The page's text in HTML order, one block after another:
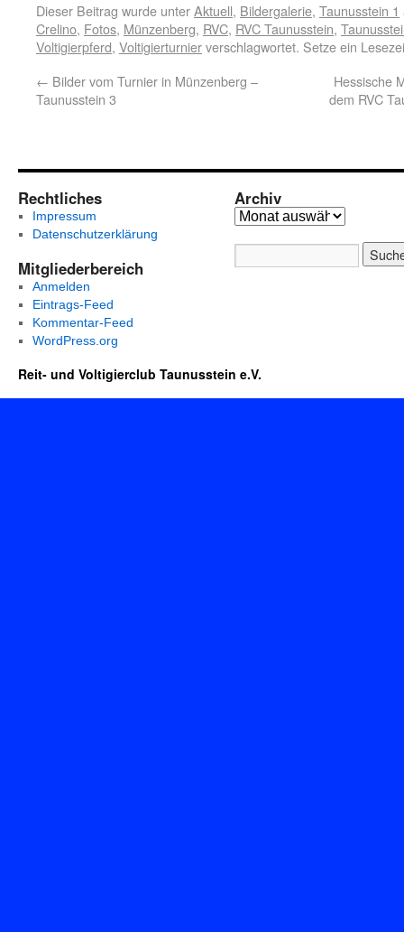
Dieser Beitrag wurde unterAktuell, Bildergalerie, Taunusstein 1
Crelino, Fotos, Münzenberg, RVC, RVC Taunusstein,
Voltigierpferd, Voltigierturnierverschlagwortet. Setze ein
← Bilder vom Turnier in Münzenberg –
Taunusstein 3
Hessische
dem RVC
Rechtliches
Impressum
Datenschutzerklärung
Mitgliederbereich
Anmelden
Eintrags-Feed
Kommentar-Feed
WordPress.org
Archiv
Reit- und Voltigierclub Taunusstein e.V.